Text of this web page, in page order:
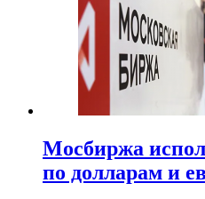
Мосбиржа
по долларам и